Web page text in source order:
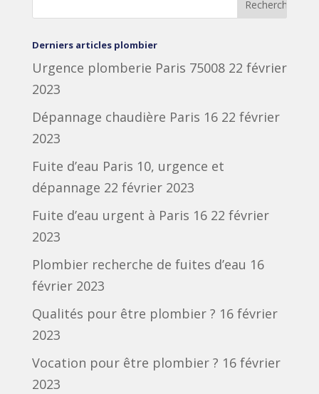
Derniers articles plombier
Urgence plomberie Paris 75008 22 février
2023
Dépannage chaudière Paris 16 22 février
2023
Fuite d’eau Paris 10, urgence et
dépannage 22 février 2023
Fuite d’eau urgent à Paris 16 22 février
2023
Plombier recherche de fuites d’eau 16
février 2023
Qualités pour être plombier ? 16 février
2023
Vocation pour être plombier ? 16 février
2023